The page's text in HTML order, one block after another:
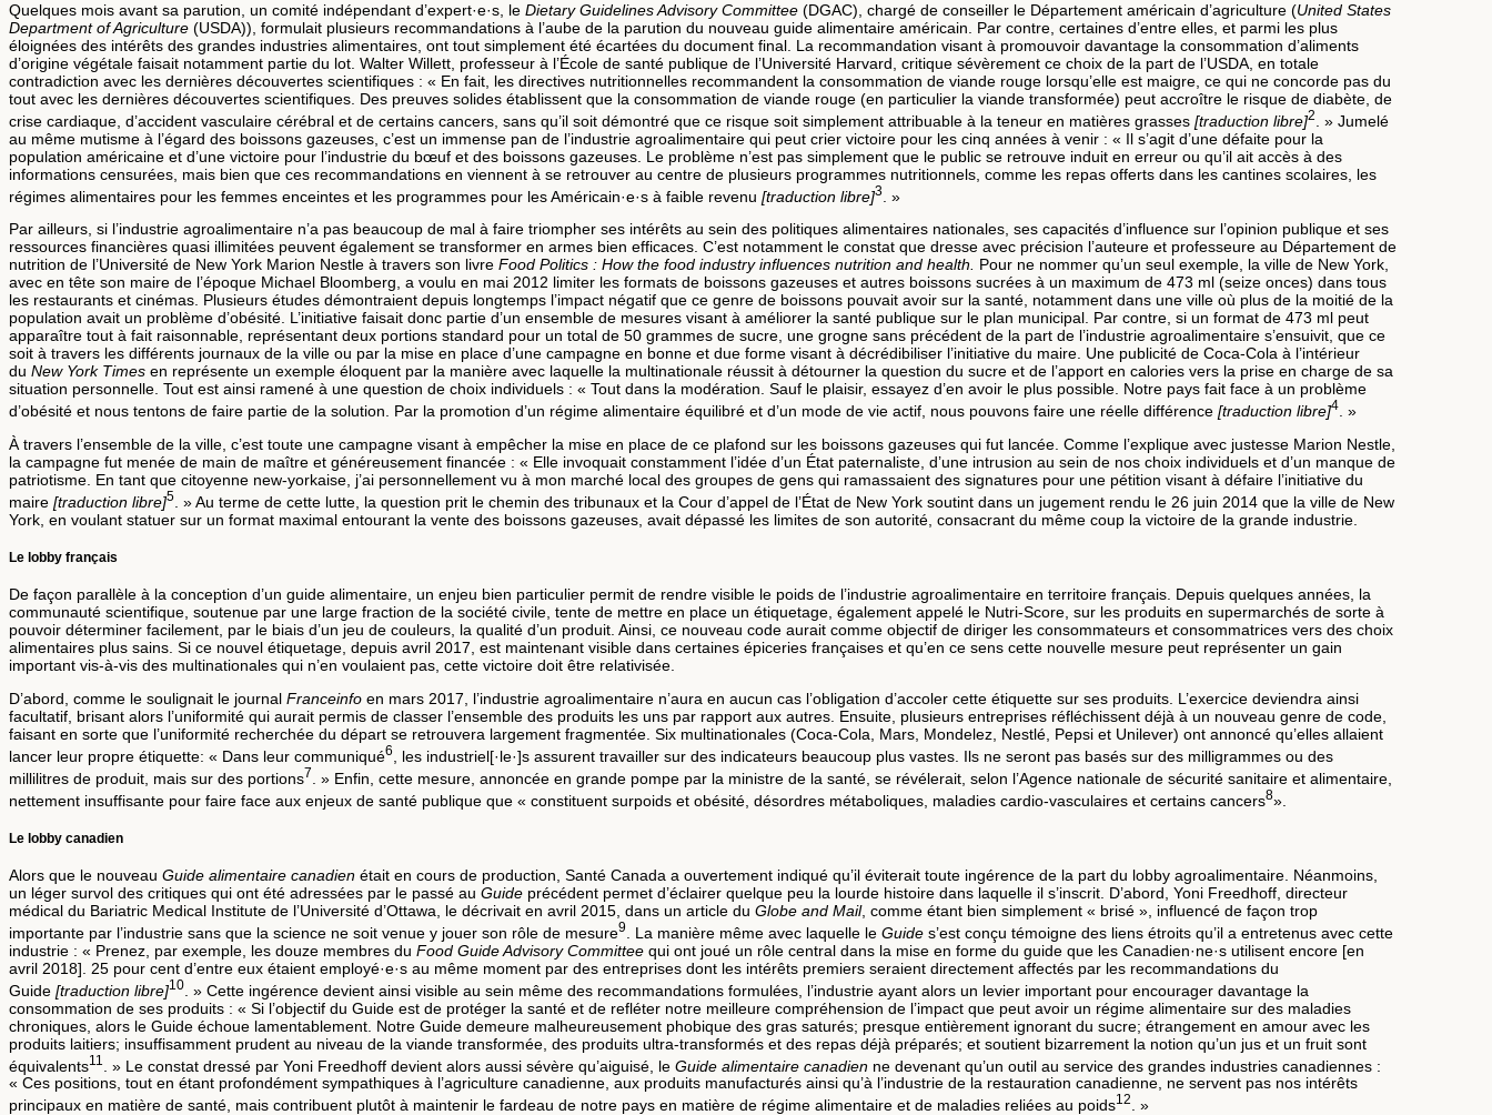
Quelques mois avant sa parution, un comité indépendant d’expert·e·s, le Dietary Guidelines Advisory Committee (DGAC), chargé de conseiller le Département américain d’agriculture (United States
Department of Agriculture (USDA)), formulait plusieurs recommandations à l’aube de la parution du nouveau guide alimentaire américain. Par contre, certaines d’entre elles, et parmi les plus
éloignées des intérêts des grandes industries alimentaires, ont tout simplement été écartées du document final. La recommandation visant à promouvoir davantage la consommation d’aliments
d’origine végétale faisait notamment partie du lot. Walter Willett, professeur à l’École de santé publique de l’Université Harvard, critique sévèrement ce choix de la part de l’USDA, en totale
contradiction avec les dernières découvertes scientifiques : « En fait, les directives nutritionnelles recommandent la consommation de viande rouge lorsqu’elle est maigre, ce qui ne concorde pas du
tout avec les dernières découvertes scientifiques. Des preuves solides établissent que la consommation de viande rouge (en particulier la viande transformée) peut accroître le risque de diabète, de
crise cardiaque, d’accident vasculaire cérébral et de certains cancers, sans qu’il soit démontré que ce risque soit simplement attribuable à la teneur en matières grasses [traduction libre]2
. » Jumelé
au même mutisme à l’égard des boissons gazeuses, c’est un immense pan de l’industrie agroalimentaire qui peut crier victoire pour les cinq années à venir : « Il s’agit d’une défaite pour la
population américaine et d’une victoire pour l’industrie du bœuf et des boissons gazeuses. Le problème n’est pas simplement que le public se retrouve induit en erreur ou qu’il ait accès à des
informations censurées, mais bien que ces recommandations en viennent à se retrouver au centre de plusieurs programmes nutritionnels, comme les repas offerts dans les cantines scolaires, les
régimes alimentaires pour les femmes enceintes et les programmes pour les Américain·e·s à faible revenu [traduction libre]3
. »
Par ailleurs, si l’industrie agroalimentaire n’a pas beaucoup de mal à faire triompher ses intérêts au sein des politiques alimentaires nationales, ses capacités d’influence sur l’opinion publique et ses
ressources financières quasi illimitées peuvent également se transformer en armes bien efficaces. C’est notamment le constat que dresse avec précision l’auteure et professeure au Département de
nutrition de l’Université de New York Marion Nestle à travers son livre Food Politics : How the food industry influences nutrition and health. Pour ne nommer qu’un seul exemple, la ville de New York,
avec en tête son maire de l’époque Michael Bloomberg, a voulu en mai 2012 limiter les formats de boissons gazeuses et autres boissons sucrées à un maximum de 473 ml (seize onces) dans tous
les restaurants et cinémas. Plusieurs études démontraient depuis longtemps l’impact négatif que ce genre de boissons pouvait avoir sur la santé, notamment dans une ville où plus de la moitié de la
population avait un problème d’obésité. L’initiative faisait donc partie d’un ensemble de mesures visant à améliorer la santé publique sur le plan municipal. Par contre, si un format de 473 ml peut
apparaître tout à fait raisonnable, représentant deux portions standard pour un total de 50 grammes de sucre, une grogne sans précédent de la part de l’industrie agroalimentaire s’ensuivit, que ce
soit à travers les différents journaux de la ville ou par la mise en place d’une campagne en bonne et due forme visant à décrédibiliser l’initiative du maire. Une publicité de Coca-Cola à l’intérieur
du New York Times en représente un exemple éloquent par la manière avec laquelle la multinationale réussit à détourner la question du sucre et de l’apport en calories vers la prise en charge de sa
situation personnelle. Tout est ainsi ramené à une question de choix individuels : « Tout dans la modération. Sauf le plaisir, essayez d’en avoir le plus possible. Notre pays fait face à un problème
d’obésité et nous tentons de faire partie de la solution. Par la promotion d’un régime alimentaire équilibré et d’un mode de vie actif, nous pouvons faire une réelle différence [traduction libre]4
. »
À travers l’ensemble de la ville, c’est toute une campagne visant à empêcher la mise en place de ce plafond sur les boissons gazeuses qui fut lancée. Comme l’explique avec justesse Marion Nestle,
la campagne fut menée de main de maître et généreusement financée : « Elle invoquait constamment l’idée d’un État paternaliste, d’une intrusion au sein de nos choix individuels et d’un manque de
patriotisme. En tant que citoyenne new-yorkaise, j’ai personnellement vu à mon marché local des groupes de gens qui ramassaient des signatures pour une pétition visant à défaire l’initiative du
maire [traduction libre]5
. » Au terme de cette lutte, la question prit le chemin des tribunaux et la Cour d’appel de l’État de New York soutint dans un jugement rendu le 26 juin 2014 que la ville de New
York, en voulant statuer sur un format maximal entourant la vente des boissons gazeuses, avait dépassé les limites de son autorité, consacrant du même coup la victoire de la grande industrie.
Le lobby français
De façon parallèle à la conception d’un guide alimentaire, un enjeu bien particulier permit de rendre visible le poids de l’industrie agroalimentaire en territoire français. Depuis quelques années, la
communauté scientifique, soutenue par une large fraction de la société civile, tente de mettre en place un étiquetage, également appelé le Nutri-Score, sur les produits en supermarchés de sorte à
pouvoir déterminer facilement, par le biais d’un jeu de couleurs, la qualité d’un produit. Ainsi, ce nouveau code aurait comme objectif de diriger les consommateurs et consommatrices vers des choix
alimentaires plus sains. Si ce nouvel étiquetage, depuis avril 2017, est maintenant visible dans certaines épiceries françaises et qu’en ce sens cette nouvelle mesure peut représenter un gain
important vis-à-vis des multinationales qui n’en voulaient pas, cette victoire doit être relativisée.
D’abord, comme le soulignait le journal Franceinfo en mars 2017, l’industrie agroalimentaire n’aura en aucun cas l’obligation d’accoler cette étiquette sur ses produits. L’exercice deviendra ainsi
facultatif, brisant alors l’uniformité qui aurait permis de classer l’ensemble des produits les uns par rapport aux autres. Ensuite, plusieurs entreprises réfléchissent déjà à un nouveau genre de code,
faisant en sorte que l’uniformité recherchée du départ se retrouvera largement fragmentée. Six multinationales (Coca-Cola, Mars, Mondelez, Nestlé, Pepsi et Unilever) ont annoncé qu’elles allaient
lancer leur propre étiquette: « Dans leur communiqué6
, les industriel[·le·]s assurent travailler sur des indicateurs beaucoup plus vastes. Ils ne seront pas basés sur des milligrammes ou des
millilitres de produit, mais sur des portions7
. » Enfin, cette mesure, annoncée en grande pompe par la ministre de la santé, se révélerait, selon l’Agence nationale de sécurité sanitaire et alimentaire,
nettement insuffisante pour faire face aux enjeux de santé publique que « constituent surpoids et obésité, désordres métaboliques, maladies cardio-vasculaires et certains cancers8».
Le lobby canadien
Alors que le nouveau Guide alimentaire canadien était en cours de production, Santé Canada a ouvertement indiqué qu’il éviterait toute ingérence de la part du lobby agroalimentaire. Néanmoins,
un léger survol des critiques qui ont été adressées par le passé au Guide précédent permet d’éclairer quelque peu la lourde histoire dans laquelle il s’inscrit. D’abord, Yoni Freedhoff, directeur
médical du Bariatric Medical Institute de l’Université d’Ottawa, le décrivait en avril 2015, dans un article du Globe and Mail, comme étant bien simplement « brisé », influencé de façon trop
importante par l’industrie sans que la science ne soit venue y jouer son rôle de mesure9 . La manière même avec laquelle le Guide s’est conçu témoigne des liens étroits qu’il a entretenus avec cette
industrie : « Prenez, par exemple, les douze membres du Food Guide Advisory Committee qui ont joué un rôle central dans la mise en forme du guide que les Canadien·ne·s utilisent encore [en
avril 2018]. 25 pour cent d’entre eux étaient employé·e·s au même moment par des entreprises dont les intérêts premiers seraient directement affectés par les recommandations du
Guide [traduction libre]10
. » Cette ingérence devient ainsi visible au sein même des recommandations formulées, l’industrie ayant alors un levier important pour encourager davantage la
consommation de ses produits : « Si l’objectif du Guide est de protéger la santé et de refléter notre meilleure compréhension de l’impact que peut avoir un régime alimentaire sur des maladies
chroniques, alors le Guide échoue lamentablement. Notre Guide demeure malheureusement phobique des gras saturés; presque entièrement ignorant du sucre; étrangement en amour avec les
produits laitiers; insuffisamment prudent au niveau de la viande transformée, des produits ultra-transformés et des repas déjà préparés; et soutient bizarrement la notion qu’un jus et un fruit sont
équivalents11 . » Le constat dressé par Yoni Freedhoff devient alors aussi sévère qu’aiguisé, le Guide alimentaire canadien ne devenant qu’un outil au service des grandes industries canadiennes :
« Ces positions, tout en étant profondément sympathiques à l’agriculture canadienne, aux produits manufacturés ainsi qu’à l’industrie de la restauration canadienne, ne servent pas nos intérêts
principaux en matière de santé, mais contribuent plutôt à maintenir le fardeau de notre pays en matière de régime alimentaire et de maladies reliées au poids12
. »